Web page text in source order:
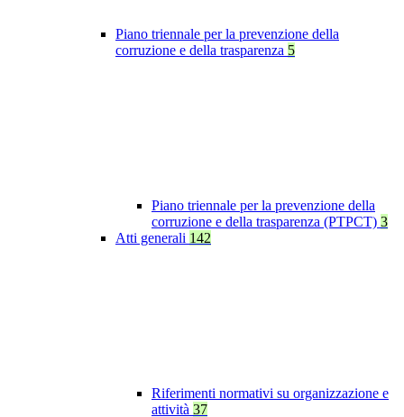
Piano triennale per la prevenzione della
corruzione e della trasparenza 5
Piano triennale per la prevenzione della
corruzione e della trasparenza (PTPCT) 3
Atti generali 142
Riferimenti normativi su organizzazione e
attività 37